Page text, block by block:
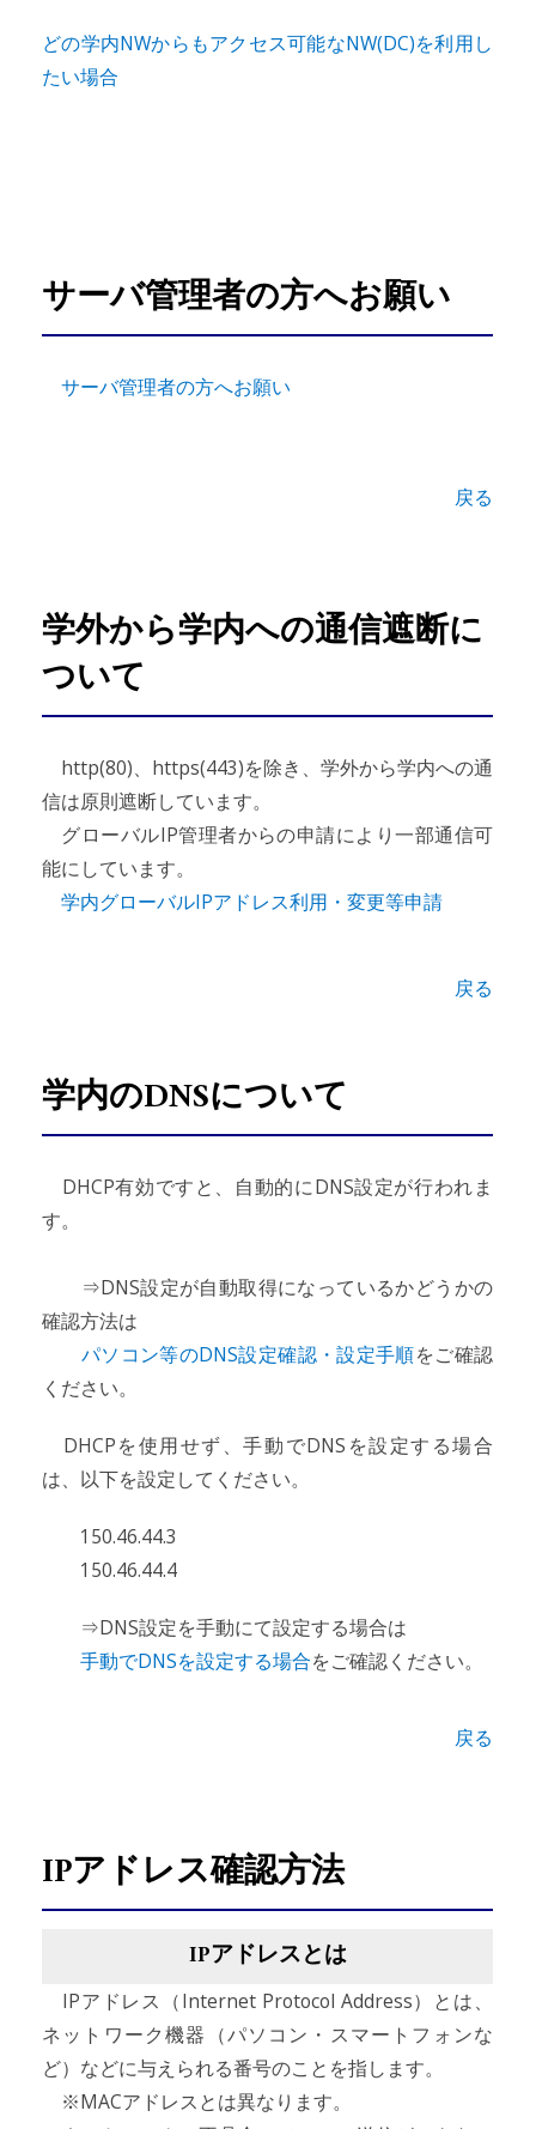
どの学内NWからもアクセス可能なNW(DC)を利用し
たい場合
サーバ管理者の方へお願い
サーバ管理者の方へお願い
戻る
学外から学内への通信遮断に
ついて
http(80)、https(443)を除き、学外から学内への通
信は原則遮断しています。
グローバルIP管理者からの申請により一部通信可
能にしています。
学内グローバルIPアドレス利用・変更等申請
戻る
学内のDNSについて
DHCP有効ですと、自動的にDNS設定が行われま
す。
⇒DNS設定が自動取得になっているかどうかの
確認方法は
パソコン等のDNS設定確認・設定手順をご確認
ください。
DHCPを使用せず、手動でDNSを設定する場合
は、以下を設定してください。
150.46.44.3
150.46.44.4
⇒DNS設定を手動にて設定する場合は
手動でDNSを設定する場合をご確認ください。
戻る
IPアドレス確認方法
IPアドレスとは
IPアドレス（Internet Protocol Address）とは、
ネットワーク機器（パソコン・スマートフォンな
ど）などに与えられる番号のことを指します。
※MACアドレスとは異なります。